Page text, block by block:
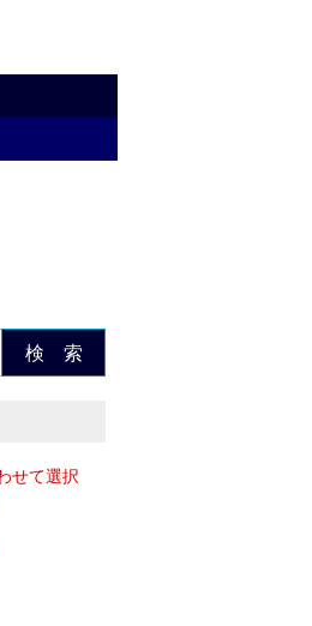
検 索
せて選択